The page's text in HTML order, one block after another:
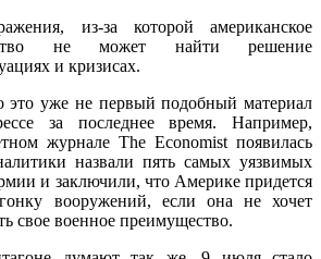
из-за которой американское
не может найти решение
и кризисах.
это уже не первый подобный материал
за последнее время. Например,
журнале The Economist появилась
назвали пять самых уязвимых
и заключили, что Америке придется
вооружений, если она не хочет
свое военное преимущество.